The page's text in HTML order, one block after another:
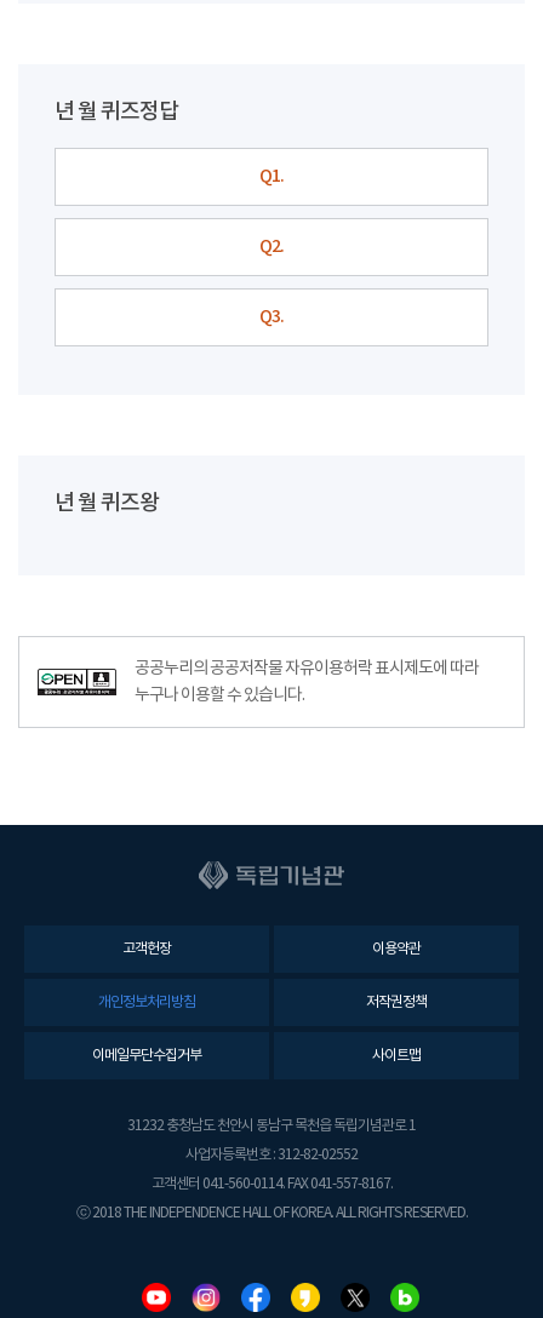
년 월 퀴즈정답
Q1.
Q2.
Q3.
년 월 퀴즈왕
공공누리의 공공저작물 자유이용허락 표시제도에 따라
누구나 이용할 수 있습니다.
고객헌장 이용약관
개인정보처리방침 저작권정책
이메일무단수집거부 사이트맵
31232 충청남도 천안시 동남구 목천읍 독립기념관로 1
사업자등록번호 : 312-82-02552
고객센터 041-560-0114. FAX 041-557-8167.
ⓒ 2018 THE INDEPENDENCE HALL OF KOREA. ALL RIGHTS RESERVED.